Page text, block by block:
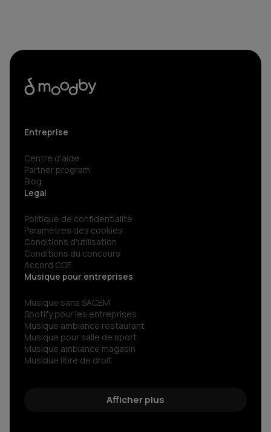
Entreprise
Centre d'aide
Partner program
Blog
Legal
Politique de confidentialité
Paramètres des cookies
Conditions d'utilisation
Conditions du concours
Accord COF
Musique pour entreprises
Musique sans SACEM
Spotify pour les entreprises
Musique ambiance restaurant
Musique pour salle de sport
Musique ambiance magasin
Musique libre de droit
Découvrez le son libre de droit d’exception
Streaming musical pour votre entreprise
Afficher plus